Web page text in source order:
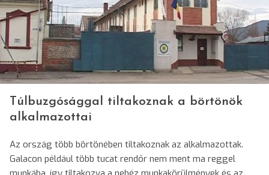
Túlbuzgósággal tiltakoznak a börtönök
alkalmazottai
Az ország több börtönében tiltakoznak az alkalmazottak.
Galacon például több tucat rendőr nem ment ma reggel